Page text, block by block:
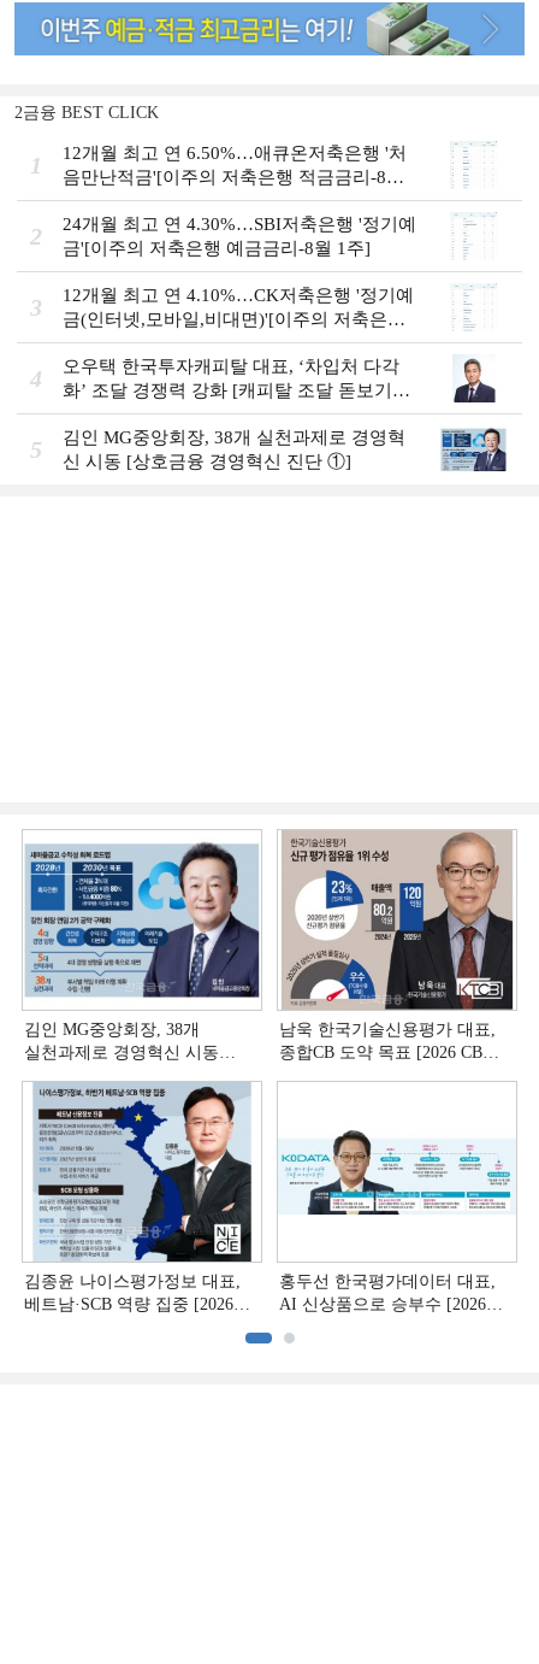
2금융 BEST CLICK
1
12개월 최고 연 6.50%…애큐온저축은행 '처
음만난적금'[이주의 저축은행 적금금리-8월
1주]
2
24개월 최고 연 4.30%…SBI저축은행 '정기예
금'[이주의 저축은행 예금금리-8월 1주]
3
12개월 최고 연 4.10%…CK저축은행 '정기예
금(인터넷,모바일,비대면)'[이주의 저축은행
예금금리-8월 1주]
4
오우택 한국투자캐피탈 대표, ‘차입처 다각
화ʼ 조달 경쟁력 강화 [캐피탈 조달 돋보기
(12)]
5
김인 MG중앙회장, 38개 실천과제로 경영혁
신 시동 [상호금융 경영혁신 진단 ①]
김인 MG중앙회장, 38개
실천과제로 경영혁신 시동
남욱 한국기술신용평가 대표,
종합CB 도약 목표 [2026 CB사
김종윤 나이스평가정보 대표,
베트남·SCB 역량 집중 [2026
홍두선 한국평가데이터 대표,
AI 신상품으로 승부수 [2026